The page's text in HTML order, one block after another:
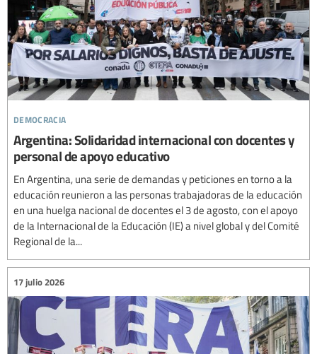
democracia
Argentina: Solidaridad internacional con docentes y
personal de apoyo educativo
En Argentina, una serie de demandas y peticiones en torno a la
educación reunieron a las personas trabajadoras de la educación
en una huelga nacional de docentes el 3 de agosto, con el apoyo
de la Internacional de la Educación (IE) a nivel global y del Comité
Regional de la...
17 julio 2026